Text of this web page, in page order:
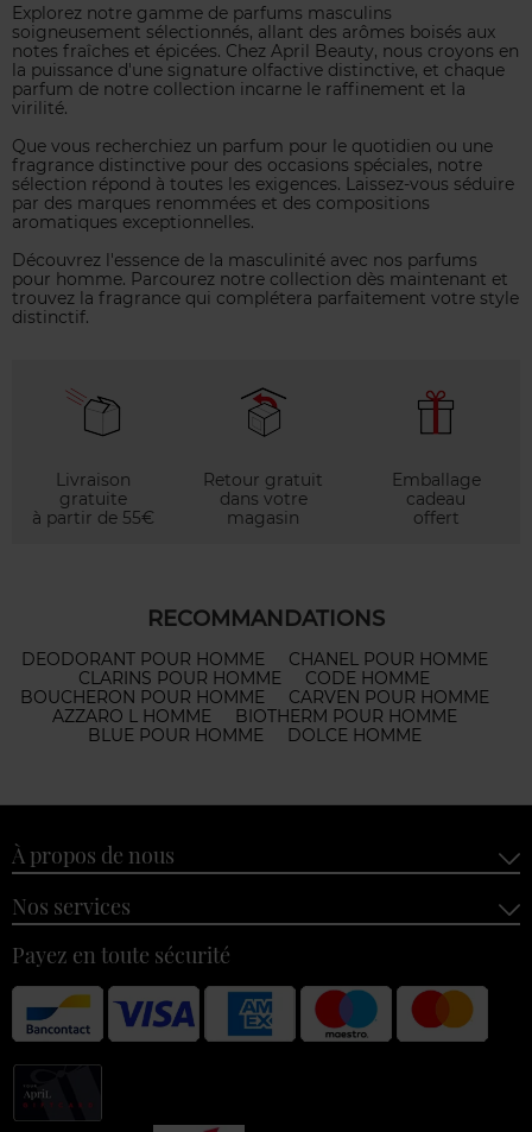
Explorez notre gamme de parfums masculins
soigneusement sélectionnés, allant des arômes boisés aux
notes fraîches et épicées. Chez April Beauty, nous croyons en
la puissance d'une signature olfactive distinctive, et chaque
parfum de notre collection incarne le raffinement et la
virilité.
Que vous recherchiez un parfum pour le quotidien ou une
fragrance distinctive pour des occasions spéciales, notre
sélection répond à toutes les exigences. Laissez-vous séduire
par des marques renommées et des compositions
aromatiques exceptionnelles.
Découvrez l'essence de la masculinité avec nos parfums
pour homme. Parcourez notre collection dès maintenant et
trouvez la fragrance qui complétera parfaitement votre style
distinctif.
Livraison
gratuite
à partir de 55€
Retour gratuit
dans votre
magasin
Emballage
cadeau
offert
RECOMMANDATIONS
DEODORANT POUR HOMME
CHANEL POUR HOMME
CLARINS POUR HOMME
CODE HOMME
BOUCHERON POUR HOMME
CARVEN POUR HOMME
AZZARO L HOMME
BIOTHERM POUR HOMME
BLUE POUR HOMME
DOLCE HOMME
À propos de nous
Nos services
Payez en toute sécurité